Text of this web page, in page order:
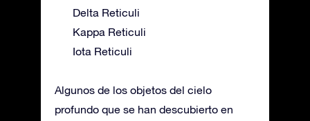
Delta Reticuli
Kappa Reticuli
Iota Reticuli
Algunos de los objetos del cielo
profundo que se han descubierto en